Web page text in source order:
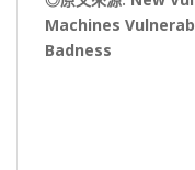
Machines
Badness